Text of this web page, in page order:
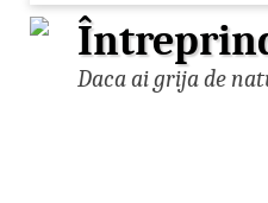
Daca ai grija de